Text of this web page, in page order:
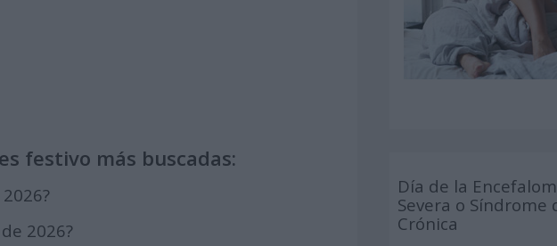
festivo más buscadas:
2026?
Día de la
Severa o Síndrome
Crónica